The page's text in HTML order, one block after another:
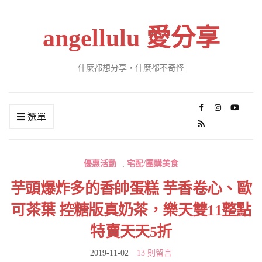
angellulu 愛分享
什麼都想分享，什麼都不奇怪
選單
優惠活動 , 宅配/團購美食
芋頭爆炸多的香帥蛋糕 芋香卷心、歐
可茶葉 控糖版真奶茶，樂天雙11整點
特賣天天5折
2019-11-02 13 則留言